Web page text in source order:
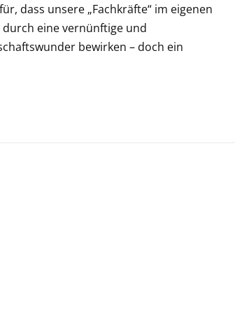
dass unsere „Fachkräfte“ im eigenen
eine vernünftige und
bewirken – doch ein